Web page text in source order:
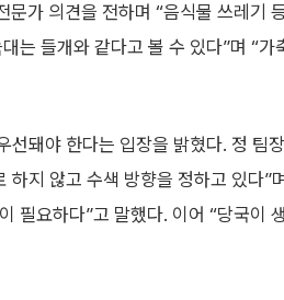
문가 의견을 전하며 “음식물 쓰레기
는 들개와 같다고 볼 수 있다”며 “
선돼야 한다는 입장을 밝혔다. 정
하지 않고 수색 방향을 정하고 있다”
필요하다”고 말했다. 이어 “당국이